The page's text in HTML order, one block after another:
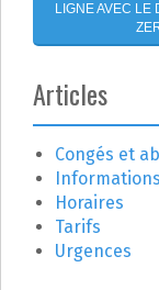
t
i
c
l
e
LIGNE AVEC LE
Articles
Congés et
Horaires
Tarifs
Urgences